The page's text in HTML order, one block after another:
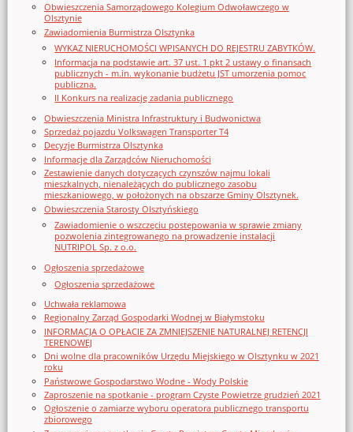
Obwieszczenia Samorządowego Kolegium Odwoławczego w
Olsztynie
Zawiadomienia Burmistrza Olsztynka
WYKAZ NIERUCHOMOŚCI WPISANYCH DO REJESTRU ZABYTKÓW.
Informacja na podstawie art. 37 ust. 1 pkt 2 ustawy o finansach
publicznych - m.in. wykonanie budżetu JST umorzenia pomoc
publiczna.
II Konkurs na realizację zadania publicznego
Obwieszczenia Ministra Infrastruktury i Budwonictwa
Sprzedaż pojazdu Volkswagen Transporter T4
Decyzje Burmistrza Olsztynka
Informacje dla Zarządców Nieruchomości
Zestawienie danych dotyczących czynszów najmu lokali
mieszkalnych, nienależących do publicznego zasobu
mieszkaniowego, w położonych na obszarze Gminy Olsztynek.
Obwieszczenia Starosty Olsztyńskiego
Zawiadomienie o wszczęciu postępowania w sprawie zmiany
pozwolenia zintegrowanego na prowadzenie instalacji
NUTRIPOL Sp. z o.o.
Ogłoszenia sprzedażowe
Ogłoszenia sprzedażowe
Uchwała reklamowa
Regionalny Zarząd Gospodarki Wodnej w Białymstoku
INFORMACJA O OPŁACIE ZA ZMNIEJSZENIE NATURALNEJ RETENCJI
TERENOWEJ
Dni wolne dla pracowników Urzędu Miejskiego w Olsztynku w 2021
roku
Państwowe Gospodarstwo Wodne - Wody Polskie
Zaproszenie na spotkanie - program Czyste Powietrze grudzień 2021
Ogłoszenie o zamiarze wyboru operatora publicznego transportu
zbiorowego